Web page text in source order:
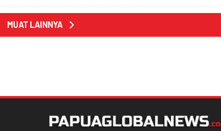
MUAT LAINNYA